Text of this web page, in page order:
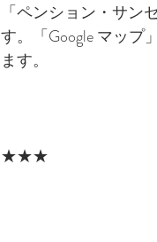
「ペンション・サ
す。「Google マップ
ます。
★★★